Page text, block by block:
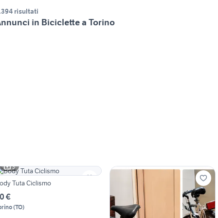
risultati
in Biciclette a Torino
3
Tuta Ciclismo
€
(TO)